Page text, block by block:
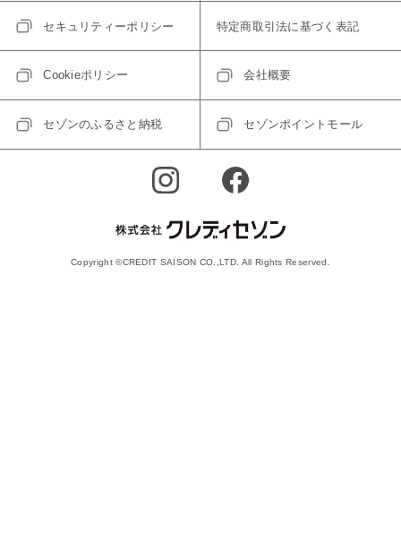
セキュリティーポリシー 特定商取引法に基づく表記
Cookieポリシー 会社概要
セゾンのふるさと納税 セゾンポイントモール
Copyright ©CREDIT SAISON CO.,LTD. All Rights Reserved.